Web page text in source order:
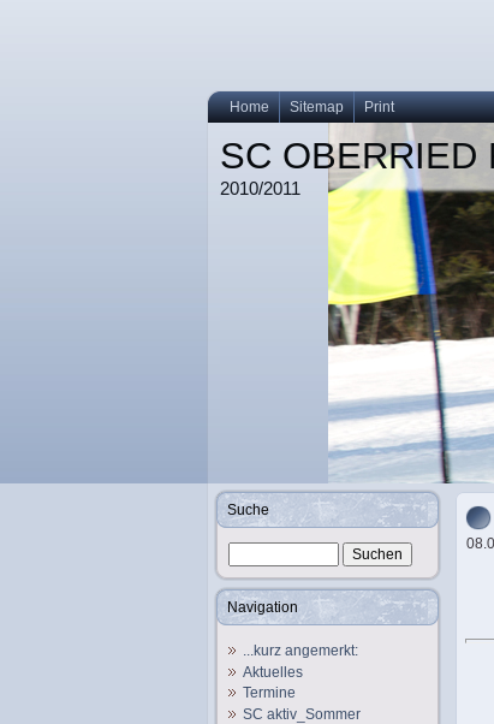
Home Sitemap Print
SC OBERRIED
2010/2011
Suche
Navigation
...kurz angemerkt:
Aktuelles
Termine
SC aktiv_Sommer